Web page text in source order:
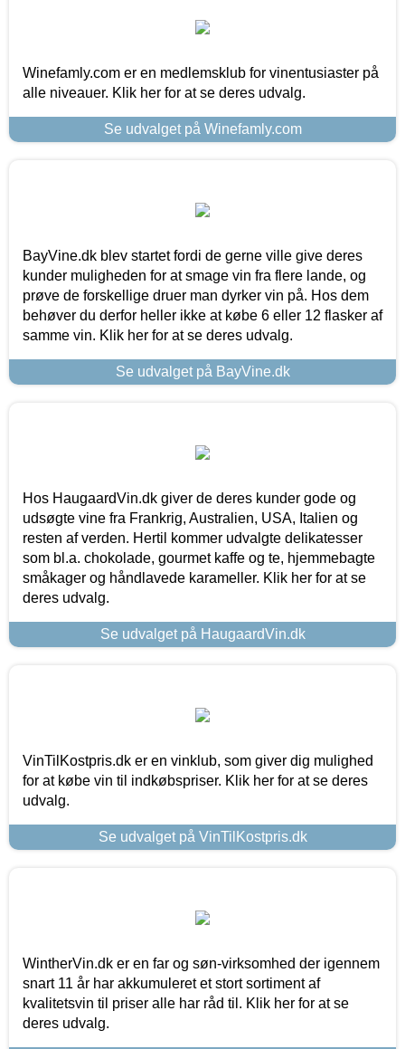
Winefamly.com er en medlemsklub for vinentusiaster på
alle niveauer. Klik her for at se deres udvalg.
Se udvalget på Winefamly.com
BayVine.dk blev startet fordi de gerne ville give deres
kunder muligheden for at smage vin fra flere lande, og
prøve de forskellige druer man dyrker vin på. Hos dem
behøver du derfor heller ikke at købe 6 eller 12 flasker af
samme vin. Klik her for at se deres udvalg.
Se udvalget på BayVine.dk
Hos HaugaardVin.dk giver de deres kunder gode og
udsøgte vine fra Frankrig, Australien, USA, Italien og
resten af verden. Hertil kommer udvalgte delikatesser
som bl.a. chokolade, gourmet kaffe og te, hjemmebagte
småkager og håndlavede karameller. Klik her for at se
deres udvalg.
Se udvalget på HaugaardVin.dk
VinTilKostpris.dk er en vinklub, som giver dig mulighed
for at købe vin til indkøbspriser. Klik her for at se deres
udvalg.
Se udvalget på VinTilKostpris.dk
WintherVin.dk er en far og søn-virksomhed der igennem
snart 11 år har akkumuleret et stort sortiment af
kvalitetsvin til priser alle har råd til. Klik her for at se
deres udvalg.